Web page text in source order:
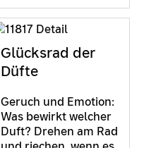
Glücksrad der
Düfte
Geruch und Emotion:
Was bewirkt welcher
Duft? Drehen am Rad